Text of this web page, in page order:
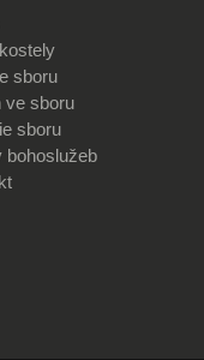
sboru
ve sboru
sboru
bohoslužeb